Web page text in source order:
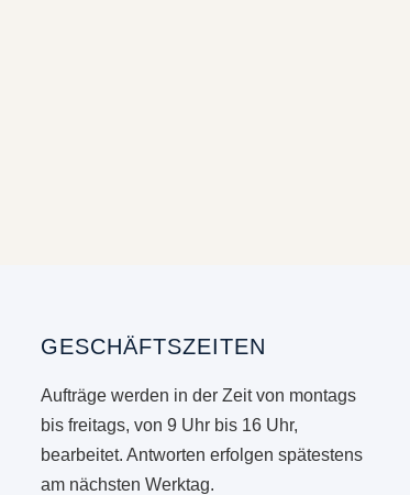
GESCHÄFTSZEITEN
Aufträge werden in der Zeit von montags
bis freitags, von 9 Uhr bis 16 Uhr,
bearbeitet. Antworten erfolgen spätestens
am nächsten Werktag.